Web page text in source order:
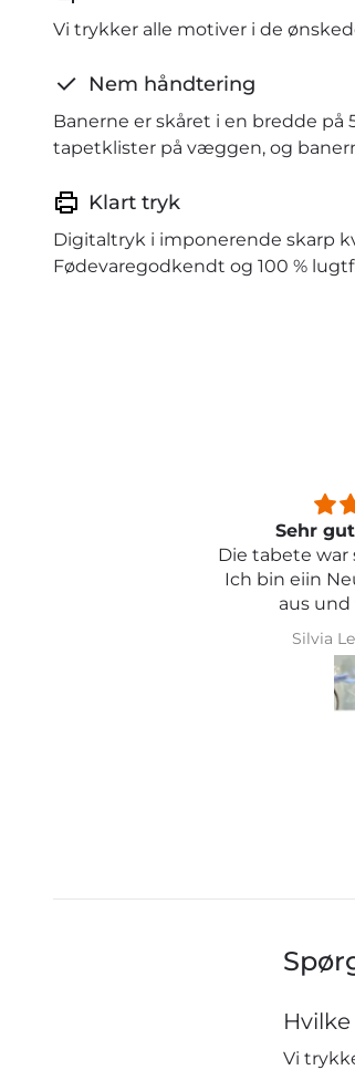
Vi trykker alle motiver i de
Nem håndtering
Banerne er skåret i en bredde på
tapetklister på væggen, og
Klart tryk
Digitaltryk i imponerende skarp
Fødevaregodkendt og 100 %
Sehr schön
Vi